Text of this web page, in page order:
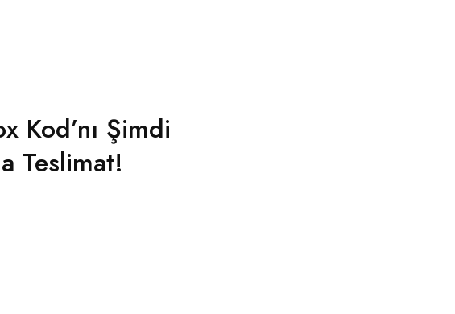
Kod’nı Şimdi
Teslimat!